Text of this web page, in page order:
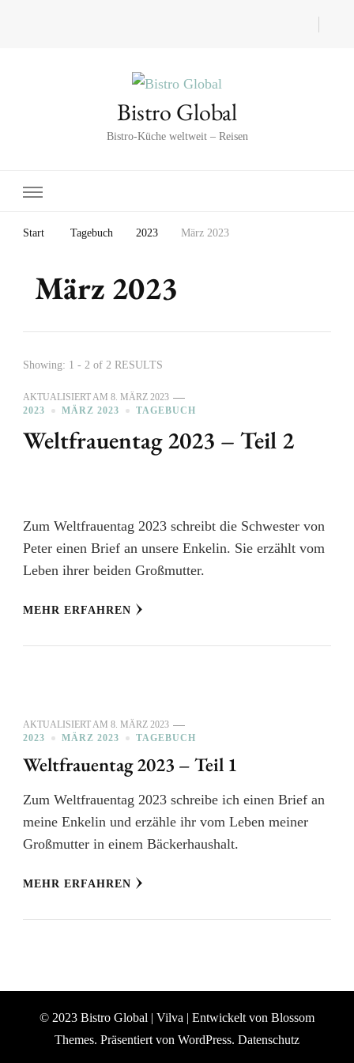
Bistro Global
Bistro-Küche weltweit – Reisen
Start Tagebuch 2023 März 2023
März 2023
Showing: 1 - 2 of 2 RESULTS
AKTUALISIERT AM 8. MÄRZ 2023
2023
MÄRZ 2023 TAGEBUCH
Weltfrauentag 2023 – Teil 2
Zum Weltfrauentag 2023 schreibt die Schwester von
Peter einen Brief an unsere Enkelin. Sie erzählt vom
Leben ihrer beiden Großmutter.
MEHR ERFAHREN
AKTUALISIERT AM 8. MÄRZ 2023
2023
MÄRZ 2023 TAGEBUCH
Weltfrauentag 2023 – Teil 1
Zum Weltfrauentag 2023 schreibe ich einen Brief an
meine Enkelin und erzähle ihr vom Leben meiner
Großmutter in einem Bäckerhaushalt.
MEHR ERFAHREN
© 2023 Bistro Global | Vilva | Entwickelt von Blossom
Themes. Präsentiert von WordPress. Datenschutz